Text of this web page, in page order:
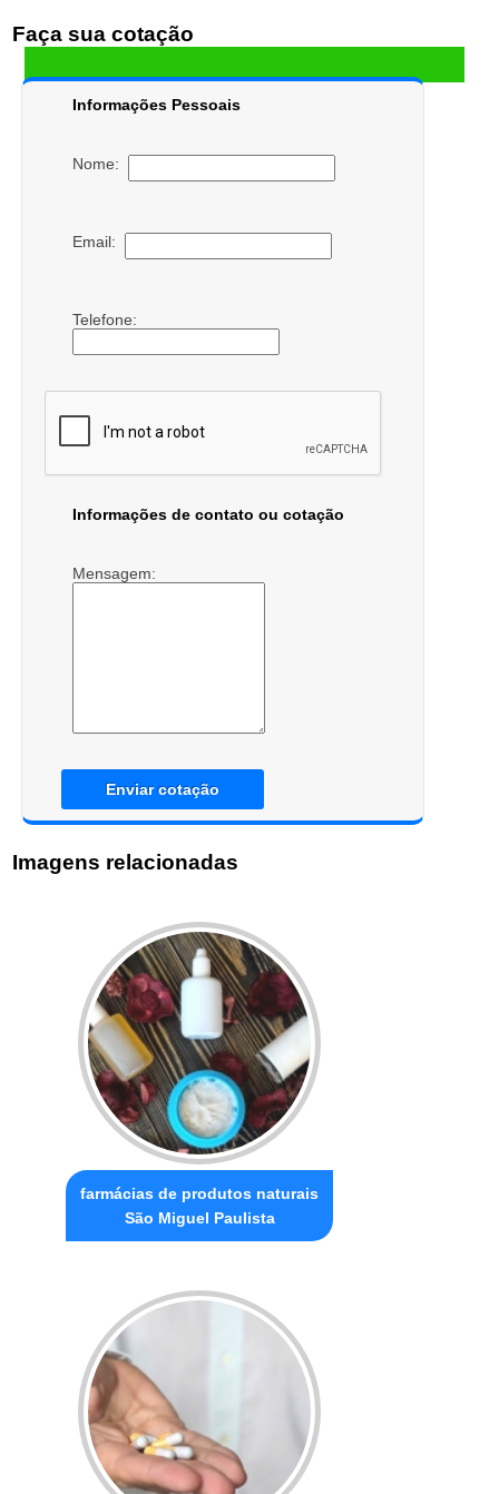
Faça sua cotação
Informações Pessoais
Nome:
Email:
Telefone:
Informações de contato ou cotação
Mensagem:
Enviar cotação
Imagens relacionadas
farmácias de produtos naturais
São Miguel Paulista